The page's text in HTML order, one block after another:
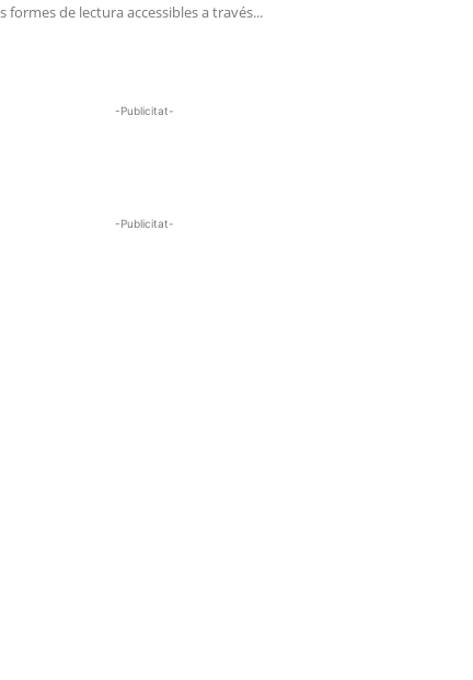
formes de lectura accessibles a través...
-Publicitat-
-Publicitat-